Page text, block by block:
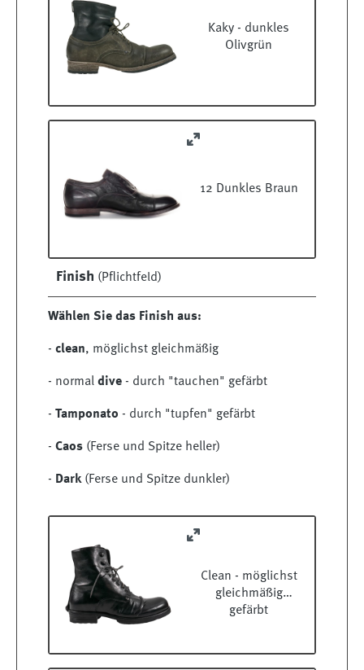
Kaky - dunkles
Olivgrün
12 Dunkles Braun
Finish (Pflichtfeld)
Wählen Sie das Finish aus:
- clean, möglichst gleichmäßig
- normal dive - durch "tauchen" gefärbt
- Tamponato - durch "tupfen" gefärbt
- Caos (Ferse und Spitze heller)
- Dark(Ferse und Spitze dunkler)
Clean - möglichst
gleichmäßig
gefärbt